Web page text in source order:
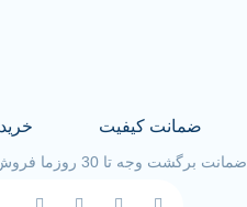
ضمانت کیفیت
ضمانت برگشت وجه تا 30 روز ما